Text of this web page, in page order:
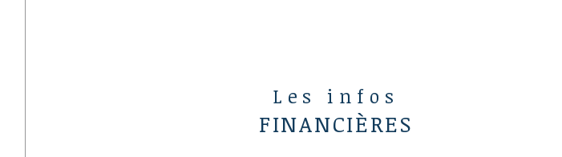
Les infos
FINANCIÈRES